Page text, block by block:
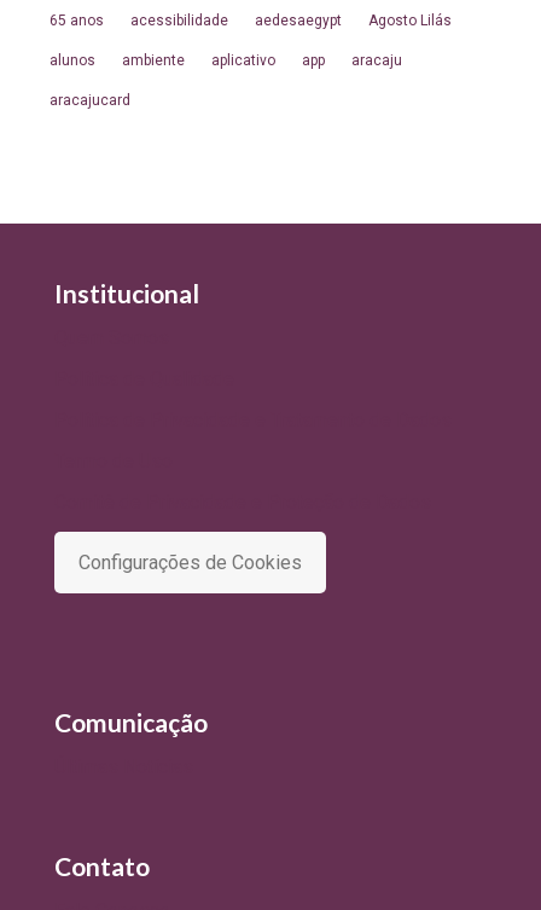
65 anos acessibilidade aedesaegypt Agosto Lilás
alunos ambiente aplicativo app aracaju
aracajucard
Institucional
Configurações de Cookies
Comunicação
Contato